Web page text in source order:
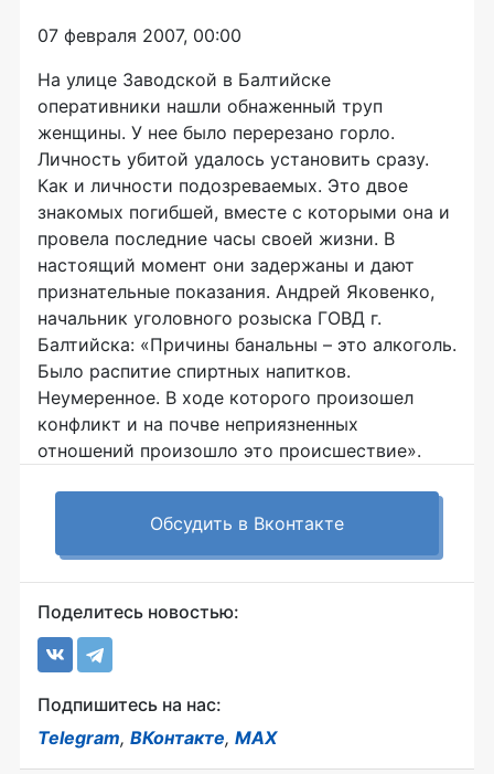
07 февраля 2007, 00:00
На улице Заводской в Балтийске
оперативники нашли обнаженный труп
женщины. У нее было перерезано горло.
Личность убитой удалось установить сразу.
Как и личности подозреваемых. Это двое
знакомых погибшей, вместе с которыми она и
провела последние часы своей жизни. В
настоящий момент они задержаны и дают
признательные показания. Андрей Яковенко,
начальник уголовного розыска ГОВД г.
Балтийска: «Причины банальны – это алкоголь.
Было распитие спиртных напитков.
Неумеренное. В ходе которого произошел
конфликт и на почве неприязненных
отношений произошло это происшествие».
Обсудить в Вконтакте
Поделитесь новостью:
Подпишитесь на нас:
Telegram, ВКонтакте, MAX